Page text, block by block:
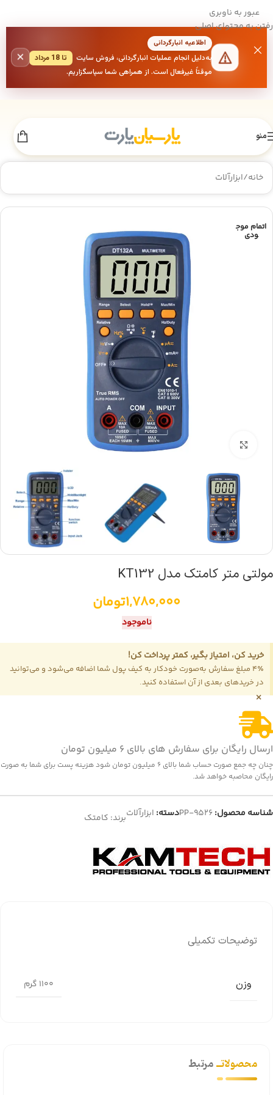
عبور به ناوبری
رفتن به محتوای اصلی
اطلاعیه انبارگردانی
به‌دلیل انجام عملیات انبارگردانی، فروش سایت
تا 18 مرداد
موقتاً غیرفعال است. از همراهی شما سپاسگزاریم.
×
منو
خانه/ابزارآلات
اتمام موج
ودی
بزرگنمایی تصویر
مولتی متر کامتک مدل KT132
1,780,000تومان
ناموجود
خرید کن، امتیاز بگیر، کمتر پرداخت کن!
4٪ مبلغ سفارش به‌صورت خودکار به کیف پول شما اضافه می‌شود و می‌توانید
در خریدهای بعدی از آن استفاده کنید.
×
ارسال رایگان برای سفارش های بالای 6 میلیون تومان
چنان چه جمع صورت حساب شما بالای 6 میلیون تومان شود هزینه پست برای شما به صورت
رایگان محاصبه خواهد شد.
شناسه محصول: PP-9526دسته: ابزارآلاتبرند: کامتک
توضیحات تکمیلی
وزن 1100 گرم
محصولاتــمرتبط